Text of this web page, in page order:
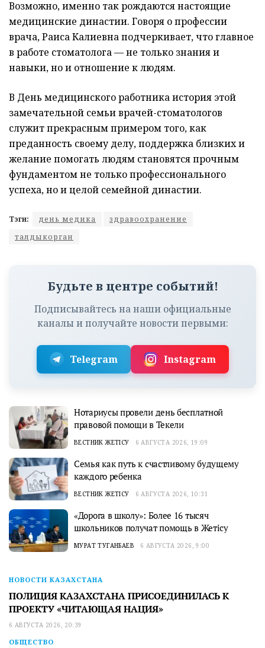
Возможно, именно так рождаются настоящие
медицинские династии. Говоря о профессии
врача, Раиса Калиевна подчеркивает, что главное
в работе стоматолога — не только знания и
навыки, но и отношение к людям.
В День медицинского работника история этой
замечательной семьи врачей-стоматологов
служит прекрасным примером того, как
преданность своему делу, поддержка близких и
желание помогать людям становятся прочным
фундаментом не только профессионального
успеха, но и целой семейной династии.
Тэги: день медика
здравоохранение
талдыкорган
Будьте в центре событий!
Подписывайтесь на наши официальные
каналы и получайте новости первыми:
Telegram Instagram
Нотариусы провели день бесплатной
правовой помощи в Текели
ВЕСТНИК ЖЕТІСУ 6 АВГУСТА 2026, 19:09
Семья как путь к счастливому будущему
каждого ребенка
ВЕСТНИК ЖЕТІСУ 6 АВГУСТА 2026, 10:31
«Дорога в школу»: Более 16 тысяч
школьников получат помощь в Жетісу
МУРАТ ТУГАНБАЕВ 6 АВГУСТА 2026, 9:00
НОВОСТИ КАЗАХСТАНА
ПОЛИЦИЯ КАЗАХСТАНА ПРИСОЕДИНИЛАСЬ К
ПРОЕКТУ «ЧИТАЮЩАЯ НАЦИЯ»
6 АВГУСТА 2026, 20:39
ОБЩЕСТВО